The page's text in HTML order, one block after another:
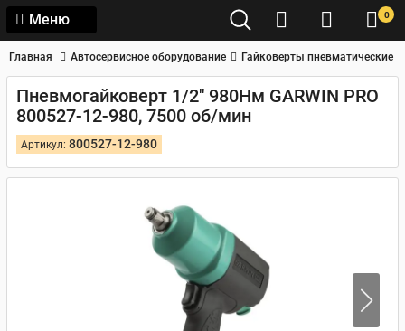
Меню 0
Главная Автосервисное оборудование Гайковерты пневматические
Пневмогайковерт 1/2" 980Нм GARWIN PRO
800527-12-980, 7500 об/мин
Артикул: 800527-12-980